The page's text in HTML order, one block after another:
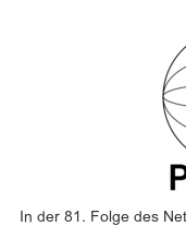
In der 81. Folge des